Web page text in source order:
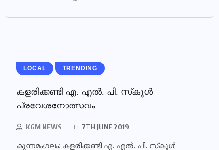
LOCAL TRENDING
കളരിക്കണ്ടി എ. എല്‍. പി. സ്‌കൂള്‍
പ്രവേശനോത്സവം
KGM NEWS 7TH JUNE 2019
കുന്നമംഗലം: കളരിക്കണ്ടി എ. എല്‍. പി. സ്‌കൂള്‍